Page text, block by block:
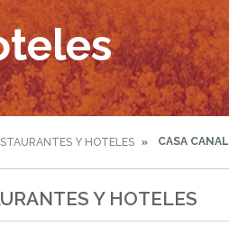
Y HOTELES CASA
Y HOTELES